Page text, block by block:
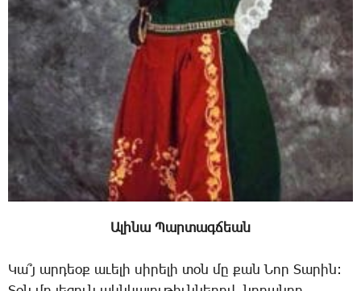
Ա­լի­նա ­Պար­տագ­ճեան
­Կա՞յ ար­դեօք ա­ւե­լի սի­րե­լի տօն մը քան ­Նոր ­Տա­րին: